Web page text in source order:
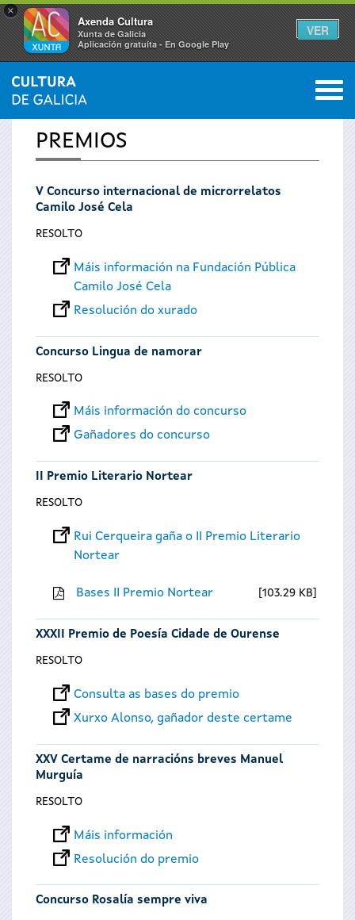
×
Axenda Cultura
Xunta de Galicia
Aplicación gratuíta - En Google Play
VER
Vostede
está
aquí
INICIO 0
PREMIOS
V Concurso internacional de microrrelatos
Camilo José Cela
RESOLTO
Máis información na Fundación Pública
Camilo José Cela
Resolución do xurado
Concurso Lingua de namorar
RESOLTO
Máis información do concurso
Gañadores do concurso
II Premio Literario Nortear
RESOLTO
Rui Cerqueira gaña o II Premio Literario
Nortear
Bases II Premio Nortear 103.29 KB
XXXII Premio de Poesía Cidade de Ourense
RESOLTO
Consulta as bases do premio
Xurxo Alonso, gañador deste certame
XXV Certame de narracións breves Manuel
Murguía
RESOLTO
Máis información
Resolución do premio
Concurso Rosalía sempre viva